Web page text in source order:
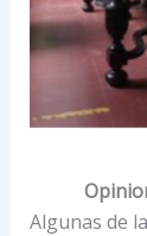
Algunas de